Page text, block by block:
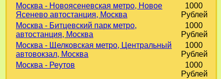
Москва - Новоясеневская метро, Новое
Ясенево автостанция, Москва
1000
Рублей
Москва - Битцевский парк метро,
автостанция, Москва
1000
Рублей
Москва - Щелковская метро, Центральный
автовокзал, Москва
1000
Рублей
Москва - Реутов
1000
Рублей